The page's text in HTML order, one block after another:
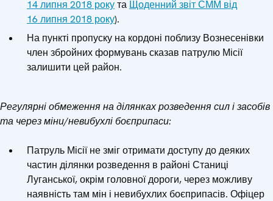
14 липня 2018 рокута Щоденний звіт СММ від
16 липня 2018 року).
На пункті пропуску на кордоні поблизу Вознесенівки
член збройних формувань сказав патрулю Місії
залишити цей район.
Регулярні обмеження на ділянках розведення сил і засобів
та через міни/невибухлі боєприпаси:
Патруль Місії не зміг отримати доступу до деяких
частин ділянки розведення в районі Станиці
Луганської, окрім головної дороги, через можливу
наявність там мін і невибухлих боєприпасів. Офіцер